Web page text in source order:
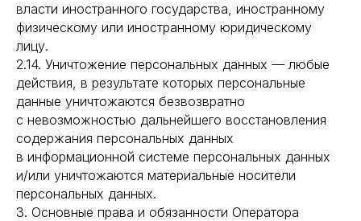
власти иностранного государства, иностранному
физическому или иностранному юридическому
лицу.
2.14. Уничтожение персональных данных — любые
действия, в результате которых персональные
данные уничтожаются безвозвратно
с невозможностью дальнейшего восстановления
содержания персональных данных
в информационной системе персональных данных
и/или уничтожаются материальные носители
персональных данных.
3. Основные права и обязанности Оператора